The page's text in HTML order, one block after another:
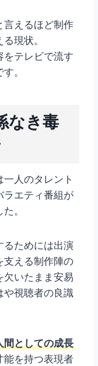
言えるほど制作
現状。
をテレビで流す
。
なき毒
一人のタレント
ラエティ番組が
。
るためには出演
支える制作陣の
欠いたまま安易
や視聴者の良識
間としての成長
能を持つ表現者